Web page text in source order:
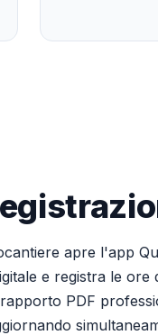
apre l'app
e registra le
PDF